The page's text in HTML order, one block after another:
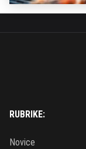
RUBRIKE:
Novice